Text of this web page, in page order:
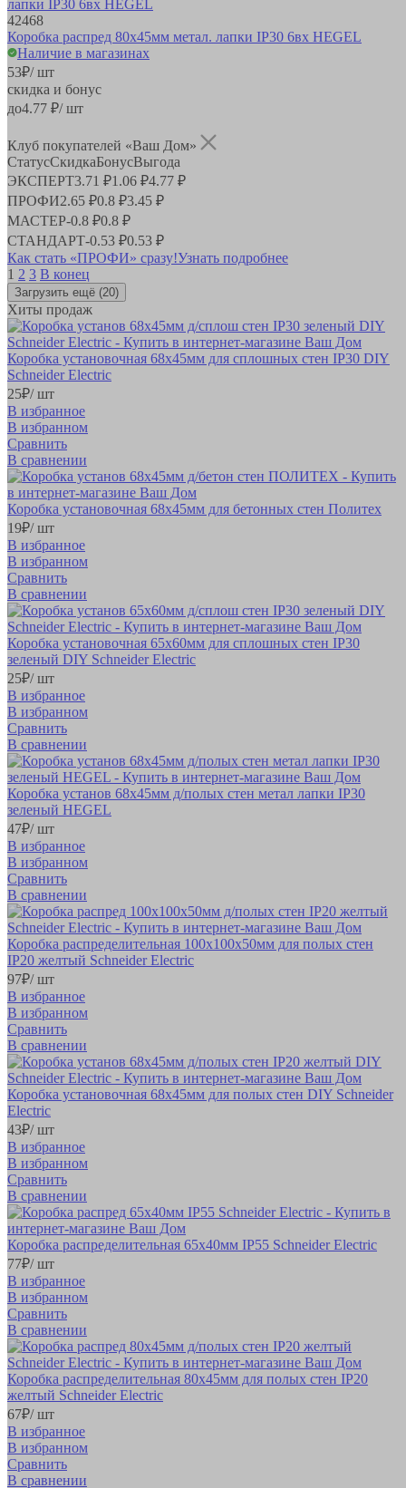
42468
Коробка распред 80х45мм метал. лапки IP30 6вх HEGEL
Наличие в магазинах
53₽/ шт
скидка и бонус
до4.77 ₽/ шт
Клуб покупателей «Ваш Дом»
СтатусСкидкаБонусВыгода
ЭКСПЕРТ3.71 ₽1.06 ₽4.77 ₽
ПРОФИ2.65 ₽0.8 ₽3.45 ₽
МАСТЕР-0.8 ₽0.8 ₽
СТАНДАРТ-0.53 ₽0.53 ₽
Как стать «ПРОФИ» сразу!Узнать подробнее
1 2 3 В конец
Загрузить ещё (20)
Хиты продаж
Коробка установочная 68х45мм для сплошных стен IP30 DIY
Schneider Electric
25₽/ шт
В избранное
В избранном
Сравнить
В сравнении
Коробка установочная 68х45мм для бетонных стен Политех
19₽/ шт
В избранное
В избранном
Сравнить
В сравнении
Коробка установочная 65х60мм для сплошных стен IP30
зеленый DIY Schneider Electric
25₽/ шт
В избранное
В избранном
Сравнить
В сравнении
Коробка установ 68х45мм д/полых стен метал лапки IP30
зеленый HEGEL
47₽/ шт
В избранное
В избранном
Сравнить
В сравнении
Коробка распределительная 100х100х50мм для полых стен
IP20 желтый Schneider Electric
97₽/ шт
В избранное
В избранном
Сравнить
В сравнении
Коробка установочная 68х45мм для полых стен DIY Schneider
Electric
43₽/ шт
В избранное
В избранном
Сравнить
В сравнении
Коробка распределительная 65х40мм IP55 Schneider Electric
77₽/ шт
В избранное
В избранном
Сравнить
В сравнении
Коробка распределительная 80х45мм для полых стен IP20
желтый Schneider Electric
67₽/ шт
В избранное
В избранном
Сравнить
В сравнении